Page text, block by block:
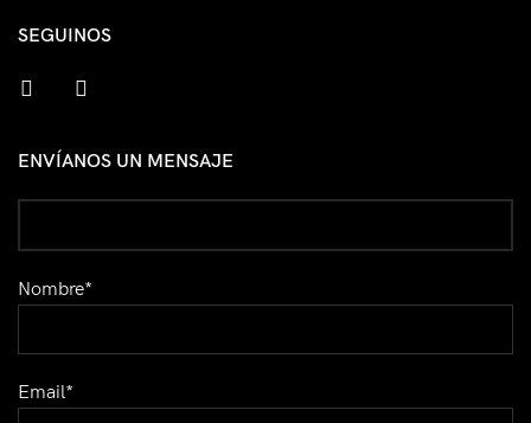
SEGUINOS
facebookinstagram
ENVÍANOS UN MENSAJE
Nombre*
Email*